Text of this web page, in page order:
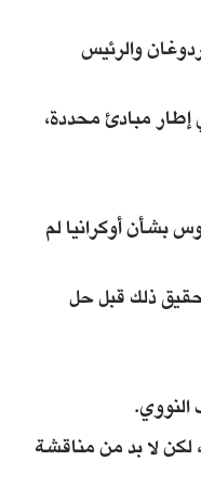
والرئيس
إطار مبادئ محددة،
بشأن أوكرانيا لم
ذلك قبل حل
النووي.
لكن لا بد من مناقشة